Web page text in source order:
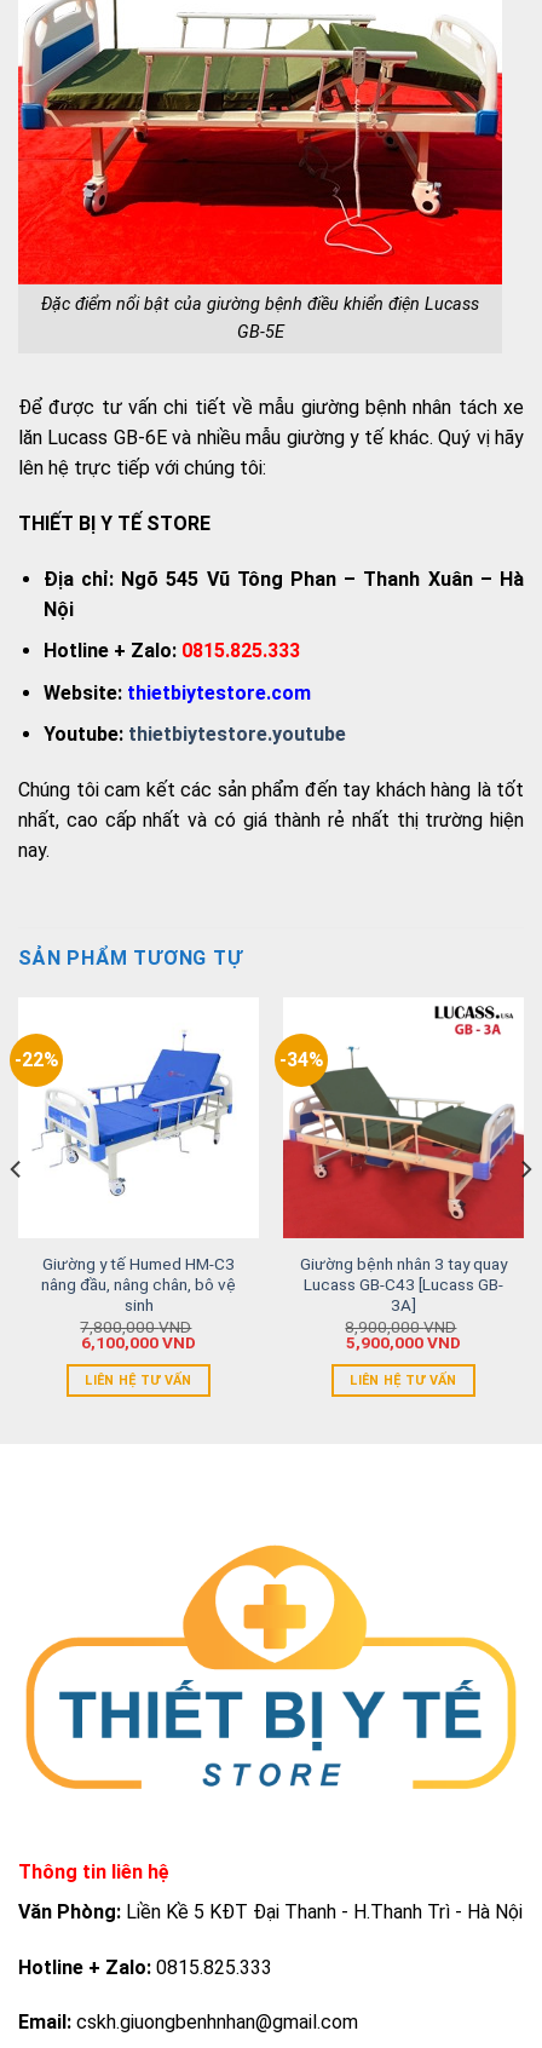
Đặc điểm nổi bật của giường bệnh điều khiển điện Lucass
GB-5E
Để được tư vấn chi tiết về mẫu giường bệnh nhân tách xe
lăn Lucass GB-6E và nhiều mẫu giường y tế khác. Quý vị hãy
lên hệ trực tiếp với chúng tôi:
THIẾT BỊ Y TẾ STORE
Địa chỉ: Ngõ 545 Vũ Tông Phan – Thanh Xuân – Hà
Nội
Hotline + Zalo: 0815.825.333
Website: thietbiytestore.com
Youtube:thietbiytestore.youtube
Chúng tôi cam kết các sản phẩm đến tay khách hàng là tốt
nhất, cao cấp nhất và có giá thành rẻ nhất thị trường hiện
nay.
SẢN PHẨM TƯƠNG TỰ
-22%
Giường y tế Humed HM-C3
nâng đầu, nâng chân, bô vệ
sinh
7,800,000VND
6,100,000VND
LIÊN HỆ TƯ VẤN
-34%
Giường bệnh nhân 3 tay quay
Lucass GB-C43 [Lucass GB-
3A]
8,900,000VND
5,900,000VND
LIÊN HỆ TƯ VẤN
Thông tin liên hệ
Văn Phòng: Liền Kề 5 KĐT Đại Thanh - H.Thanh Trì - Hà Nội
Hotline + Zalo: 0815.825.333
Email: cskh.giuongbenhnhan@gmail.com